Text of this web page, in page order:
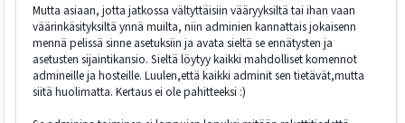
Mutta asiaan, jotta jatkossa vältyttäisiin vääryyksiltä tai ihan vaan
väärinkäsityksiltä ynnä muilta, niin adminien kannattais jokaisenn
mennä pelissä sinne asetuksiin ja avata sieltä se ennätysten ja
asetusten sijaintikansio. Sieltä löytyy kaikki mahdolliset komennot
admineille ja hosteille. Luulen,että kaikki adminit sen tietävät,mutta
siitä huolimatta. Kertaus ei ole pahitteeksi :)